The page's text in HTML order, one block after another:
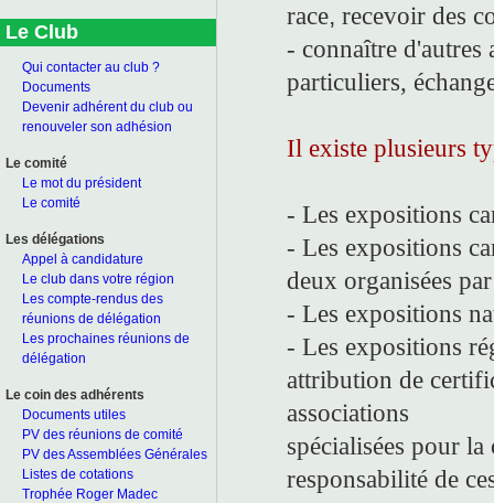
Le Club
Qui contacter au club ?
Documents
Devenir adhérent du club ou
renouveler son adhésion
Le comité
Le mot du président
Le comité
Les délégations
Appel à candidature
Le club dans votre région
Les compte-rendus des
réunions de délégation
Les prochaines réunions de
délégation
Le coin des adhérents
Documents utiles
PV des réunions de comité
PV des Assemblées Générales
Listes de cotations
Trophée Roger Madec
race, recevoir des
- connaître d'autres
particuliers,
Il existe plusieurs
- Les expositions
- Les expositions
deux organisées
- Les expositions
- Les expositions
attribution de
associations
spécialisées pour la
responsabilité de